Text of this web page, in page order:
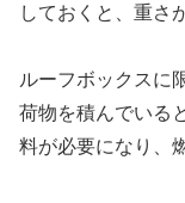
しておくと、重さ
ルーフボックスに
荷物を積んでいる
料が必要になり、